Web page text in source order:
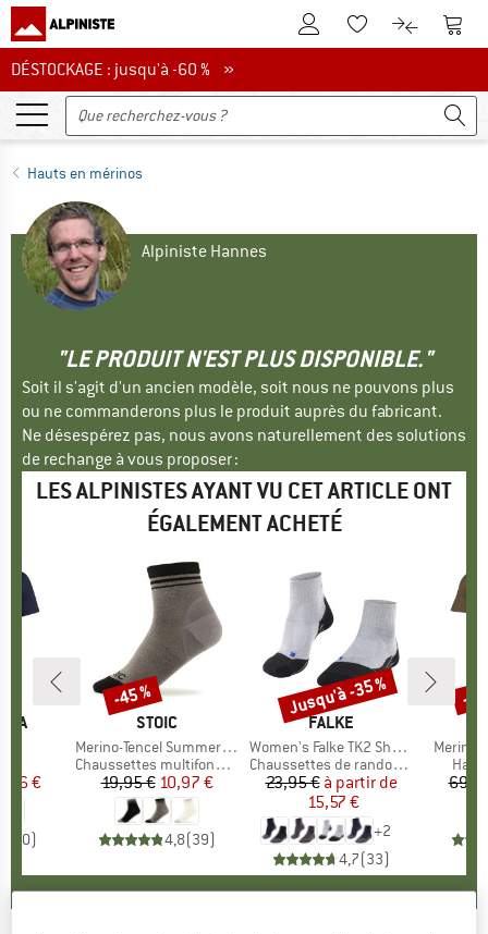
Vers le compte client
Vers la liste
Vers le
DÉSTOCKAGE : jusqu'à -60 %
DÉSTOCKAGE : jusqu'à -60 % »
Hauts en mérinos
Alpiniste Hannes
"LE PRODUIT N'EST PLUS DISPONIBLE."
Soit il s'agit d'un ancien modèle, soit nous ne pouvons plus
ou ne commanderons plus le produit auprès du fabricant.
Ne désespérez pas, nous avons naturellement des solutions
de rechange à vous proposer :
LES ALPINISTES AYANT VU CET ARTICLE ONT
ÉGALEMENT ACHETÉ
réduit
€
0)
MARQUE
STOIC
Article
Merino-Tencel Summer Quarter Socks
Product group
Chaussettes multifonctions
Prix
19,95 € Prix réduit
10,97 €
4,8(39)
Remise
-45 %
MARQUE
FALKE
Article
Women's Falke TK2 Short Cool
Product group
Chaussettes de randonnée
Prix
23,95 € Prix réduit
à partir de
15,57 €
+2
4,7(33)
Remise
Jusqu'à -35 %
Article
Haut
-